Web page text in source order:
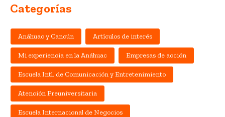
Categorías
Anáhuac y Cancún Artículos de interés
Mi experiencia en la Anáhuac Empresas de acción
Escuela Intl. de Comunicación y Entretenimiento
Atención Preuniversitaria
Escuela Internacional de Negocios